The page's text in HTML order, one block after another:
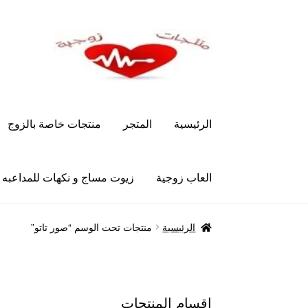
Skip
to
navigation
Skip
to
الرئيسية المتجر منتجات خاصة بالزوج
العاب زوجية زيوت مساج و نكهات للمداعبه
الرئيسية Let’s Keep In Touch أدوية تكبير و
علاج سرعة القذف
الرئيسية منتجات تحت الوسم “صور تاتو”
اقسام المنتجات